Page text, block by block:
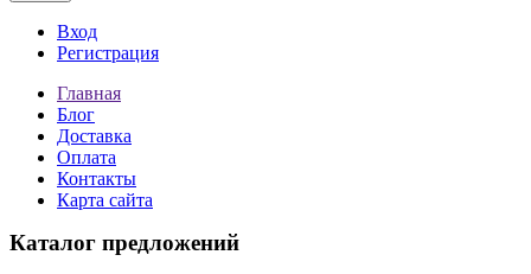
Вход
Регистрация
Главная
Блог
Доставка
Оплата
Контакты
Карта сайта
Каталог предложений